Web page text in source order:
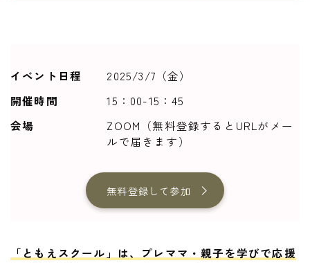
イベント日程
2025/3/7（金）
開催時間
15：00-15：45
会場
ZOOM（無料登録するとURLがメー
ルで届きます）
無料登録して参加
「ともえスクール」は、プレママ・親子を学びで応援